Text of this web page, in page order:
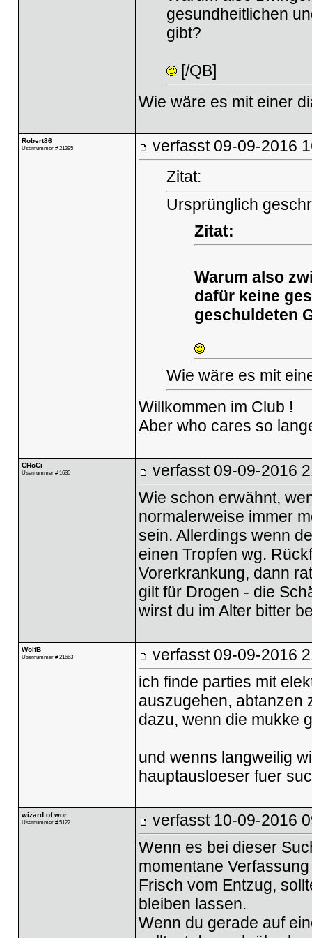
gesundheitlichen
gibt?
[/QB]
Wie wäre es mit einer
Robert86
Usernummer # 21395 verfasst 09-09-2016
Zitat:
Ursprünglich
Zitat:
Warum also
dafür keine
geschuldeten
Wie wäre es mit
Willkommen im Club !
Aber who cares so
CHoCi
Usernummer # 1630 verfasst 09-09-2016
Wie schon erwähnt,
normalerweise immer
sein. Allerdings wenn
einen Tropfen wg.
Vorerkrankung, dann
gilt für Drogen - die
wirst du im Alter bitter
WolfB
Usernummer # 21663 verfasst 09-09-2016
ich finde parties mit
auszugehen, abtanzen
dazu, wenn die mukke
und wenns langweilig
hauptausloeser fuer
wizard of wor
Usernummer # 5122 verfasst 10-09-2016
Wenn es bei dieser
momentane
Frisch vom Entzug,
bleiben lassen.
Wenn du gerade auf